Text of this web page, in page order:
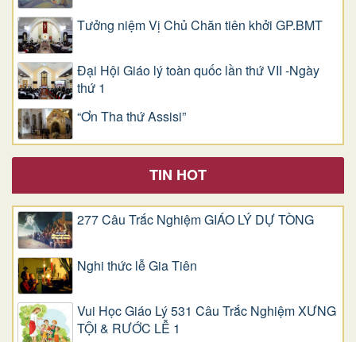
Tưởng niệm Vị Chủ Chăn tiên khởi GP.BMT
Đại Hội Giáo lý toàn quốc lần thứ VII -Ngày
thứ 1
“Ơn Tha thứ Assisi”
TIN HOT
277 Câu Trắc Nghiệm GIÁO LÝ DỰ TÒNG
Nghi thức lễ Gia Tiên
Vui Học Giáo Lý 531 Câu Trắc Nghiệm XƯNG
TỘI & RƯỚC LỄ 1